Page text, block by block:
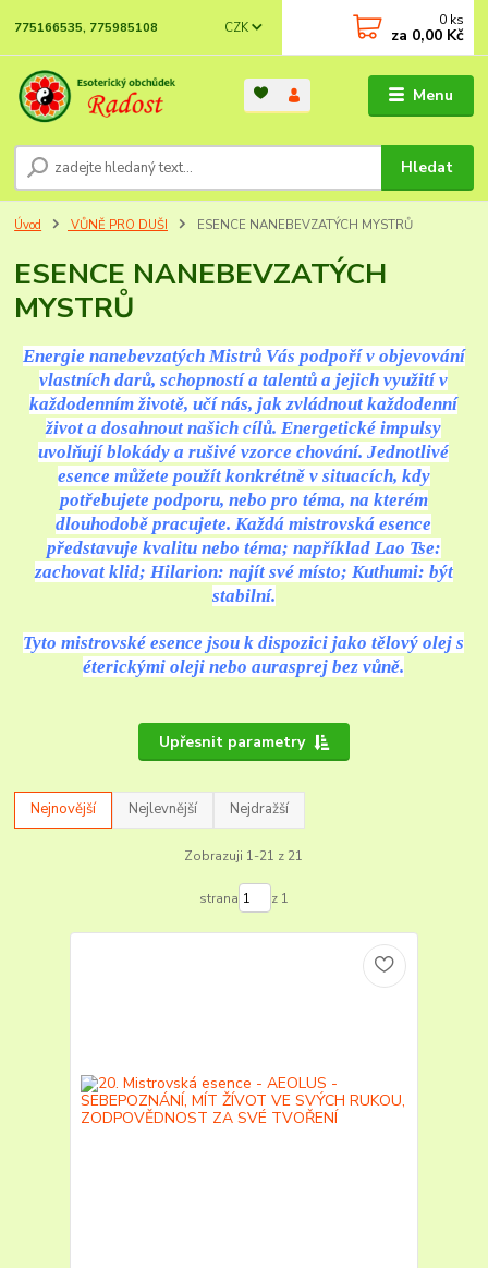
Menu
CZK
Hledat
775166535, 775985108 0 ks
za 0,00 Kč
Úvod VŮNĚ PRO DUŠI ESENCE NANEBEVZATÝCH MYSTRŮ
ESENCE NANEBEVZATÝCH
MYSTRŮ
Energie nanebevzatých Mistrů Vás podpoří v objevování
vlastních darů, schopností a talentů a jejich využití v
každodenním životě, učí nás, jak zvládnout každodenní
život a dosahnout našich cílů. Energetické impulsy
uvolňují blokády a rušivé vzorce chování. Jednotlivé
esence můžete použít konkrétně v situacích, kdy
potřebujete podporu, nebo pro téma, na kterém
dlouhodobě pracujete. Každá mistrovská esence
představuje kvalitu nebo téma; například Lao Tse:
zachovat klid; Hilarion: najít své místo; Kuthumi: být
stabilní.
Tyto mistrovské esence jsou k dispozici jako tělový olej s
éterickými oleji nebo aurasprej bez vůně.
Upřesnit parametry
Nejnovější Nejlevnější Nejdražší
Zobrazuji 1-21 z 21
strana z 1